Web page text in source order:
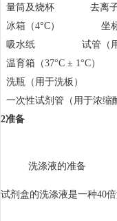
量筒及烧杯 去离
冰箱（4°C） 坐标
吸水纸 试管（用于
温育箱（37°C ± 1°C）
洗瓶（用于洗板）
一次性试剂管（用于浓缩
2准备
洗涤液的准备
试剂盒的洗涤液是一种40